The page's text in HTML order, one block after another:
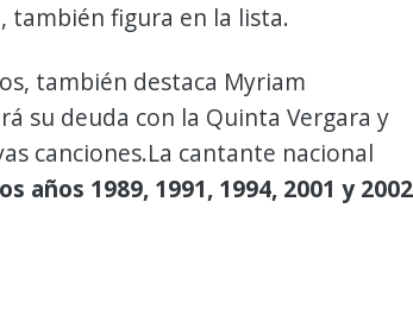
también figura en la lista.
también destaca Myriam
su deuda con la Quinta Vergara y
canciones.La cantante nacional
años 1989, 1991, 1994, 2001 y